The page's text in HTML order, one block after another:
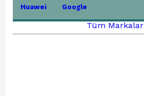
Huawei Google
Tüm Markalar